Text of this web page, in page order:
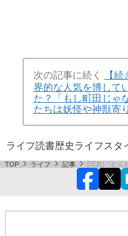
次の記事に続く
【
界的な人気を博して
た？「もし町田じゃ
たちは妖怪や神獣寄
ライフ読書歴史ライフスタ
TOP ライフ 記事 [写真]「むん